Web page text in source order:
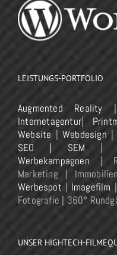
LEISTUNGS-PORTFOLIO
Augmented Reality |
Internetagentur|
Website | Webdesign |
SEO | SEM |
Werbekampagnen |
Marketing |
Werbespot | Imagefilm |
Fotografie | 360°
UNSER HIGHTECH-